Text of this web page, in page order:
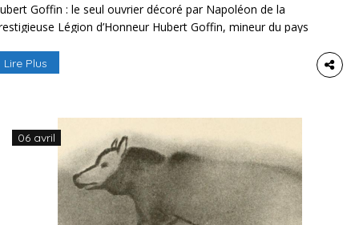
Goffin : le seul ouvrier décoré par Napoléon de la
Légion d’Honneur Hubert Goffin, mineur du pays
la mort et sauvé la vie de septante de ses
Lire Plus
06 avril